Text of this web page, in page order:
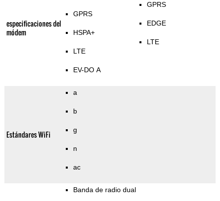
especificaciones del
módem
GPRS
HSPA+
LTE
EV-DO A
GPRS
EDGE
LTE
Estándares WiFi
a
b
g
n
ac
Banda de radio dual